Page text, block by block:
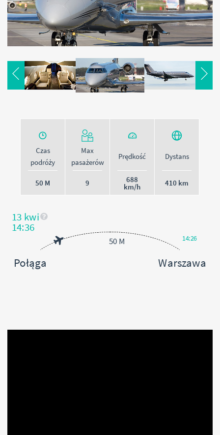
Akceptuję politykę prywatności
Wróć dologowania ZAŁÓŻ KONTO
Czas
podróży
50 M
Max
pasażerów
9
Prędkość
688
km/h
Dystans
410 km
50 M
13 kwi
14:36
Połąga
14:26
Warszawa